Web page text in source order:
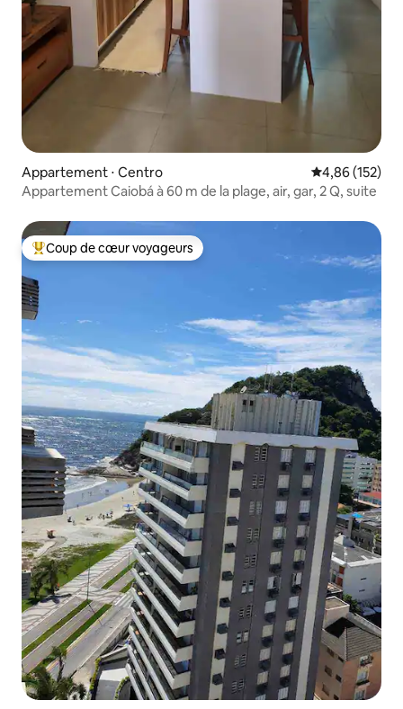
Appartement ⋅ Centro Évaluation
4,86 (152)
Appartement Caiobá à 60 m de la plage, air, gar, 2 Q, suite
Coups de cœur voyageurs les plus appréciés
Coup de cœur voyageurs